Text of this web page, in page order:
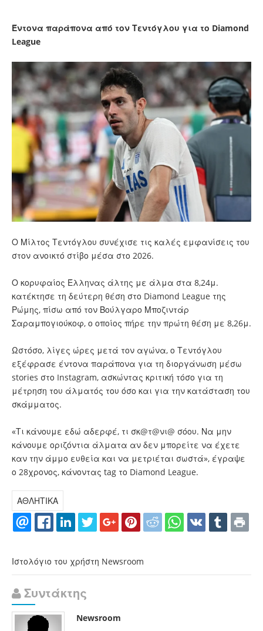
Έντονα παράπονα από τον Τεντόγλου για το Diamond
League
Ο Μίλτος Τεντόγλου συνέχισε τις καλές εμφανίσεις του
στον ανοικτό στίβο μέσα στο 2026.
Ο κορυφαίος Έλληνας άλτης με άλμα στα 8,24μ.
κατέκτησε τη δεύτερη θέση στο Diamond League της
Ρώμης, πίσω από τον Βούλγαρο Μποζιντάρ
Σαραμπογιούκοφ, ο οποίος πήρε την πρώτη θέση με 8,26μ.
Ωστόσο, λίγες ώρες μετά τον αγώνα, ο Τεντόγλου
εξέφρασε έντονα παράπονα για τη διοργάνωση μέσω
stories στο Instagram, ασκώντας κριτική τόσο για τη
μέτρηση του άλματός του όσο και για την κατάσταση του
σκάμματος.
«Τι κάνουμε εδώ αδερφέ, τι σκ@τ@νι@ σόου. Να μην
κάνουμε οριζόντια άλματα αν δεν μπορείτε να έχετε
καν την άμμο ευθεία και να μετριέται σωστά», έγραψε
ο 28χρονος, κάνοντας tag το Diamond League.
ΑΘΛΗΤΙΚΑ
Ιστολόγιο του χρήστη Newsroom
Συντάκτης
Newsroom